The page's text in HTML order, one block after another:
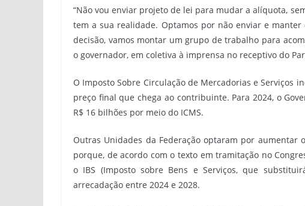
“Não vou enviar projeto de lei para mudar a alíquota,
tem a sua realidade. Optamos por não enviar e
decisão, vamos montar um grupo de trabalho para
o governador, em coletiva à imprensa no receptivo do
O Imposto Sobre Circulação de Mercadorias e Serviços
preço final que chega ao contribuinte. Para 2024, o
R$ 16 bilhões por meio do ICMS.
Outras Unidades da Federação optaram por
porque, de acordo com o texto em tramitação no
o IBS (Imposto sobre Bens e Serviços, que
arrecadação entre 2024 e 2028.